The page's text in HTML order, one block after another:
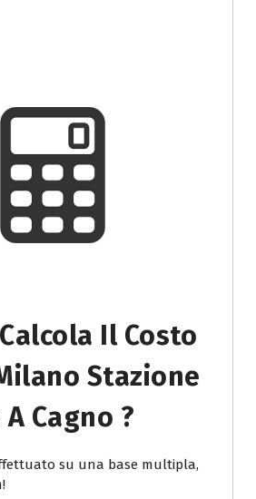
Il Costo
Stazione
Cagno ?
su una base multipla,